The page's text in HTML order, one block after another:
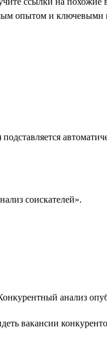
опытом и ключевыми
соискателей».
анализ
вакансии